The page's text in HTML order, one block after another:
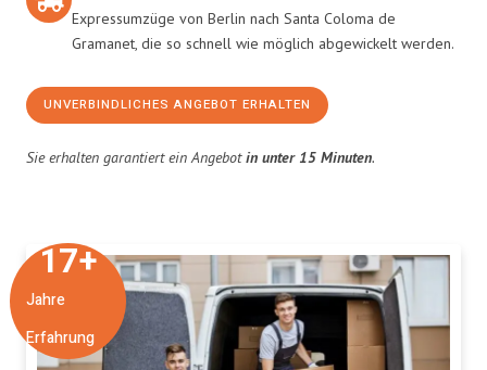
Jahre
Erfahrung
17+
Expressumzüge von Berlin nach Santa Coloma de
Gramanet, die so schnell wie möglich abgewickelt werden.
UNVERBINDLICHES ANGEBOT ERHALTEN
Sie erhalten garantiert ein Angebotin unter 15 Minuten.